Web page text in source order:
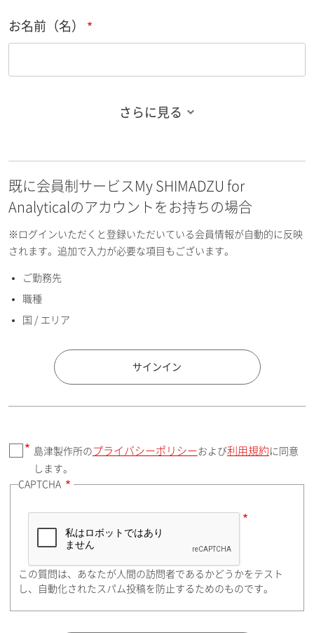
お名前（名）
お名前フリガナ（名）
E-mailアドレス（半角英数）
国 / エリア
郵便番号（勤務先）
住所検索
都道府県（勤務先）
さらに見る
既に会員制サービスMy SHIMADZU for
Analyticalのアカウントをお持ちの場合
※ログインいただくと登録いただいている会員情報が自動的に反映
されます。追加で入力が必要な項目もございます。
ご勤務先
職種
国 / エリア
サインイン
島津製作所の プライバシーポリシー および利用規約 に同意
します。
CAPTCHA
この質問は、あなたが人間の訪問者であるかどうかをテスト
し、自動化されたスパム投稿を防止するためのものです。